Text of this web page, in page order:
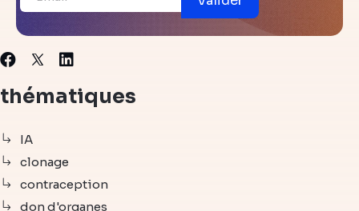
Facebook
X Linkedin
thématiques
IA
clonage
contraception
don d'organes